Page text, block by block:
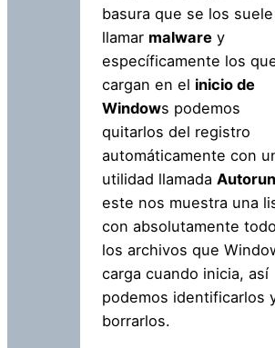
basura que se los suele
llamar malware y
específicamente los
cargan en el inicio de
Windows podemos
quitarlos del registro
automáticamente con
utilidad llamada
este nos muestra una
con absolutamente
los archivos que
carga cuando inicia, así
podemos identificarlos
borrarlos.